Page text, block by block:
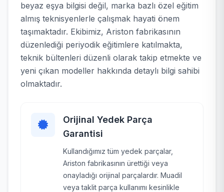
beyaz eşya bilgisi değil, marka bazlı özel eğitim
almış teknisyenlerle çalışmak hayati önem
taşımaktadır. Ekibimiz, Ariston fabrikasının
düzenlediği periyodik eğitimlere katılmakta,
teknik bültenleri düzenli olarak takip etmekte ve
yeni çıkan modeller hakkında detaylı bilgi sahibi
olmaktadır.
Orijinal Yedek Parça
Garantisi
Kullandığımız tüm yedek parçalar,
Ariston fabrikasının ürettiği veya
onayladığı orijinal parçalardır. Muadil
veya taklit parça kullanımı kesinlikle